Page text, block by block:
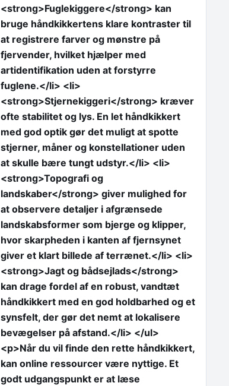
<strong>Fuglekiggere</strong> kan
bruge håndkikkertens klare kontraster til
at registrere farver og mønstre på
fjervender, hvilket hjælper med
artidentifikation uden at forstyrre
fuglene.</li> <li>
<strong>Stjernekiggeri</strong> kræver
ofte stabilitet og lys. En let håndkikkert
med god optik gør det muligt at spotte
stjerner, måner og konstellationer uden
at skulle bære tungt udstyr.</li> <li>
<strong>Topografi og
landskaber</strong> giver mulighed for
at observere detaljer i afgrænsede
landskabsformer som bjerge og klipper,
hvor skarpheden i kanten af fjernsynet
giver et klart billede af terrænet.</li> <li>
<strong>Jagt og bådsejlads</strong>
kan drage fordel af en robust, vandtæt
håndkikkert med en god holdbarhed og et
synsfelt, der gør det nemt at lokalisere
bevægelser på afstand.</li> </ul>
<p>Når du vil finde den rette håndkikkert,
kan online ressourcer være nyttige. Et
godt udgangspunkt er at læse